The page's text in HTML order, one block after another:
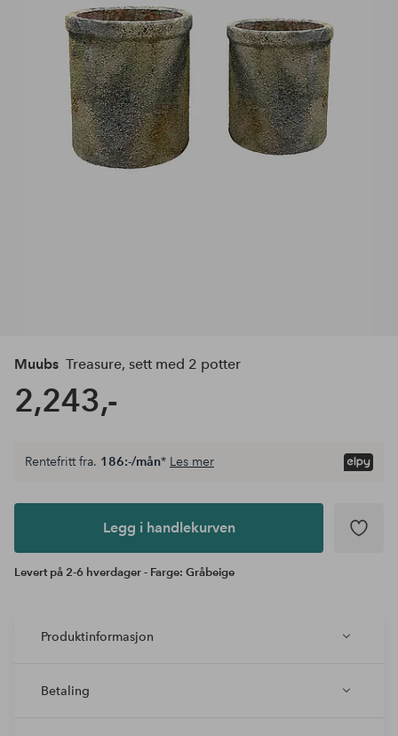
Muubs Treasure, sett med 2 potter
2,243,-
Legg i
Rentefritt fra. 186:-/mån* Les mer
Legg i handlekurven
Levert på 2-6 hverdager - Farge: Gråbeige
Produktinformasjon
Betaling